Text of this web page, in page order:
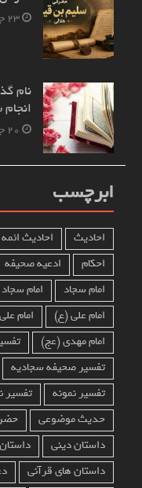
23 جولای 2026
نام‌
20 جولای 2026
ابرچسب
احادیث احادیث
احکام
ادعیه صحیفه
امام سجاد
امام
امام علی (ع)
امام
امام مهدی (عج)
تفسیر صحیفه سجادیه
تفسیر نمونه
تفسیر
حدیث موضوعی
داستان دینی
داستان های قرآنی